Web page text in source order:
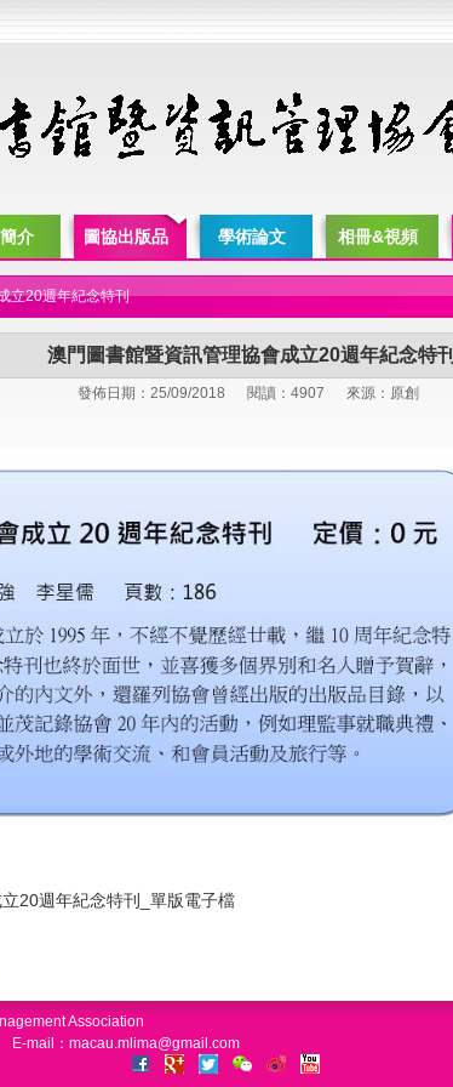
介 圖協出版品 學術論文 相冊&視頻
立20週年紀念特刊
澳門圖書館暨資訊管理協會成立20週年紀念特刊
發佈日期：25/09/2018 閱讀：4907 來源：原創
20週年紀念特刊_單版電子檔
Association
E-mail：macau.mlima@gmail.com